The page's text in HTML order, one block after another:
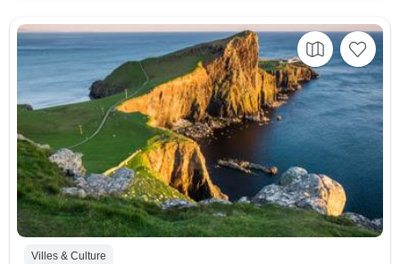
Villes & Culture